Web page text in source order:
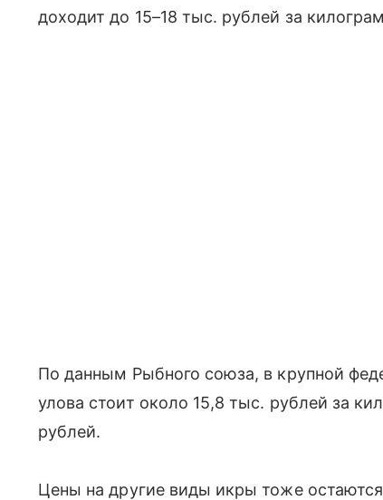
доходит до 15–18 тыс. рублей за
По данным Рыбного союза, в крупной
улова стоит около 15,8 тыс. рублей за
рублей.
Цены на другие виды икры тоже